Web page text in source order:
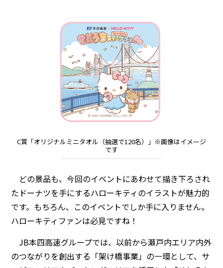
C賞「オリジナルミニタオル（抽選で120名）」※画像はイメージ
です
どの景品も、今回のイベントにあわせて描き下ろされ
たドーナツを手にするハローキティのイラストが魅力的
です。もちろん、このイベントでしか手に入りません。
ハローキティファンは必見ですね！
JB本四高速グループでは、以前から瀬戸内エリア内外
のつながりを創出する「架け橋事業」の一環として、サ